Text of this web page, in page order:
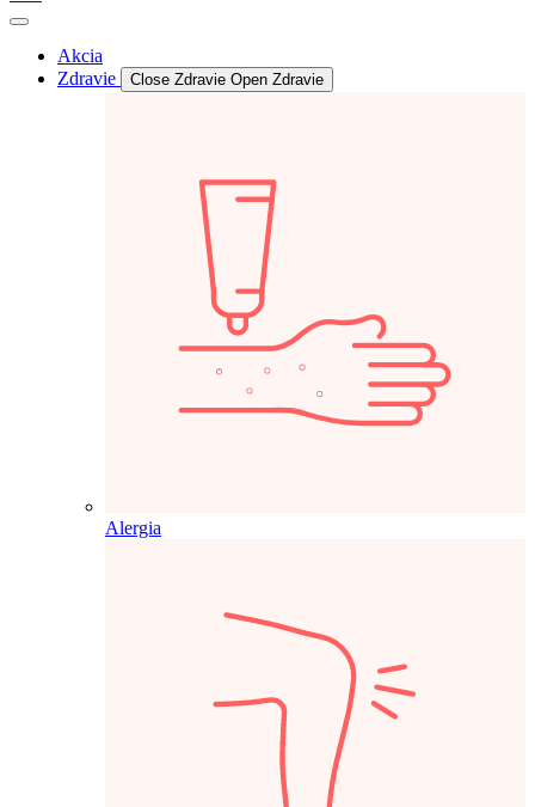
Akcia
Zdravie
Close Zdravie Open Zdravie
Alergia